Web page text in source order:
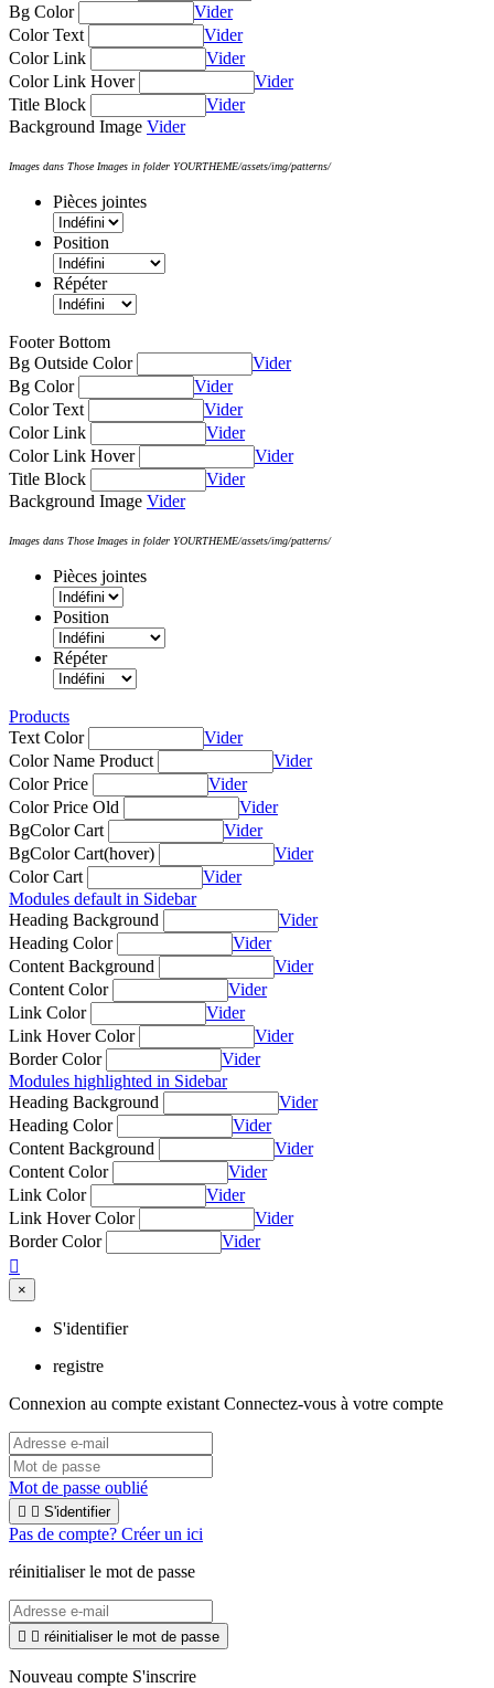
Bg Color
Vider
Color Text
Vider
Color Link
Vider
Color Link Hover
Vider
Title Block
Vider
Background Image Vider
Images dans Those Images in folder YOURTHEME/assets/img/patterns/
Pièces jointes
Position
Répéter
Footer Bottom
Bg Outside Color
Vider
Bg Color
Vider
Color Text
Vider
Color Link
Vider
Color Link Hover
Vider
Title Block
Vider
Background Image Vider
Images dans Those Images in folder YOURTHEME/assets/img/patterns/
Pièces jointes
Position
Répéter
Products
Text Color
Vider
Color Name Product
Vider
Color Price
Vider
Color Price Old
Vider
BgColor Cart
Vider
BgColor Cart(hover)
Vider
Color Cart
Vider
Modules default in Sidebar
Heading Background
Vider
Heading Color
Vider
Content Background
Vider
Content Color
Vider
Link Color
Vider
Link Hover Color
Vider
Border Color
Vider
Modules highlighted in Sidebar
Heading Background
Vider
Heading Color
Vider
Content Background
Vider
Content Color
Vider
Link Color
Vider
Link Hover Color
Vider
Border Color
Vider

×
S'identifier
registre
Connexion au compte existant Connectez-vous à votre compte
Mot de passe oublié
  S'identifier
Pas de compte? Créer un ici
réinitialiser le mot de passe
  réinitialiser le mot de passe
Nouveau compte S'inscrire